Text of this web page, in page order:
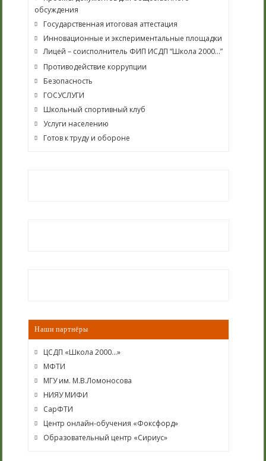
обсуждения
Государственная итоговая аттестация
Инновационные и экспериментальные площадки
Лицей – соисполнитель ФИП ИСДП “Школа 2000…”
Противодействие коррупции
Безопасность
ГОСУСЛУГИ
Школьный спортивный клуб
Услуги населению
Готов к труду и обороне
Наши партнёры
ЦСДП «Школа 2000…»
МФТИ
МГУ им. М.В.Ломоносова
НИЯУ МИФИ
СарФТИ
Центр онлайн-обучения «Фоксфорд»
Образовательный центр «Сириус»